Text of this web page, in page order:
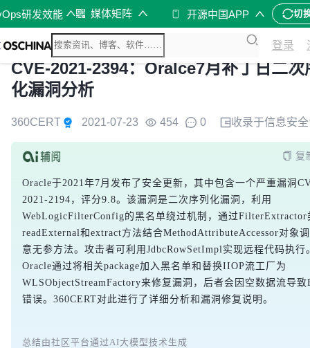
研发效能 媒体矩阵 开源中国APP 切
登录
CVE-2021-2394：Oralce7月补丁日二次
化漏洞分析
360CERT 2021-07-23 454 0 收录于信息安全
复
Oracle于2021年7月发布了安全更新，其中包含一个严重漏洞
2021-2194，评分9.8。该漏洞是二次序列化漏洞，利用
WebLogicFilterConfig的黑名单绕过机制，通过FilterExtractor
readExternal和extract方法结合MethodAttributeAccessor对象
意无参方法。攻击者可利用JdbcRowSetImpl实现远程代码执行
Oracle通过将相关package加入黑名单和替换IIOP流工厂为
WLSObjectStreamFactory来修复漏洞，后者会因空数据流导致
错误。360CERT对此进行了详细分析和漏洞修复说明。
总结由社区平台通过AI大模型技术生成